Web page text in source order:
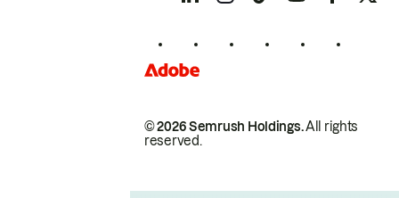
© 2026 Semrush Holdings.All rights
reserved.